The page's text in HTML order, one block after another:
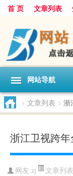
首 页 文章列表
网站导航
> 文章列表 > 浙
浙江卫视跨
网友:zj 文章列表